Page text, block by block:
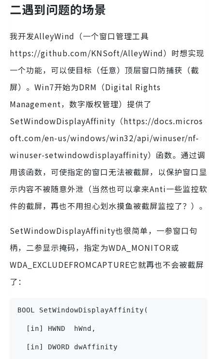
二遇到问题的场景
我开发AlleyWind（一个窗口管理工具
https://github.com/KNSoft/AlleyWind）时想实现
一个功能，可以使目标（任意）顶层窗口防捕获（截
屏）。Win7开始为DRM（Digital Rights
Management，数字版权管理）提供了
SetWindowDisplayAffinity（https://docs.micros
oft.com/en-us/windows/win32/api/winuser/nf-
winuser-setwindowdisplayaffinity）函数。通过调
用该函数，可使指定的窗口无法被截屏，以保护窗口显
示内容不被随意外泄（当然也可以拿来Anti一些监控软
件的截屏，再也不用担心划水摸鱼被截屏监控了？）。
SetWindowDisplayAffinity也很简单，一参窗口句
柄，二参显示掩码，指定为WDA_MONITOR或
WDA_EXCLUDEFROMCAPTURE它就再也不会被截屏
了：
BOOL SetWindowDisplayAffinity(
  [in] HWND  hWnd,
  [in] DWORD dwAffinity